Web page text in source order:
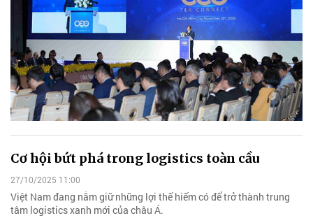
Cơ hội bứt phá trong logistics toàn cầu
27/10/2025 11:00
Việt Nam đang nắm giữ những lợi thế hiếm có để trở thành trung
tâm logistics xanh mới của châu Á.